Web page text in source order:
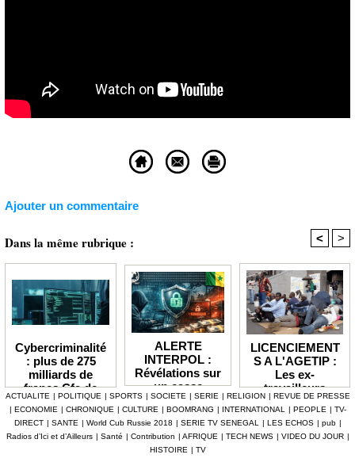
Ajouter un commentaire
Dans la même rubrique : < >
Cybercriminalité
: plus de 275
milliards de
francs Cfa de
pertes
enregistrées en
Afrique depuis
2024 (Interpol)
ALERTE
INTERPOL :
Révélations sur
un casse
numérique à 4,7
milliards F Cfa
ciblant le
secteur pétrolier
au Sénégal
LICENCIEMENT
S A L'AGETIP :
Les ex-
travailleurs
dénoncent une
gestion
«népotique» et
interpellent le
ACTUALITE | POLITIQUE | SPORTS | SOCIETE | SERIE | RELIGION | REVUE DE PRESSE
| ECONOMIE | CHRONIQUE | CULTURE | BOOMRANG | INTERNATIONAL | PEOPLE | TV-
DIRECT | SANTE | World Cub Russie 2018 | SERIE TV SENEGAL | LES ECHOS | pub |
Radios d’Ici et d’Ailleurs | Santé | Contribution | AFRIQUE | TECH NEWS | VIDEO DU JOUR |
HISTOIRE | TV